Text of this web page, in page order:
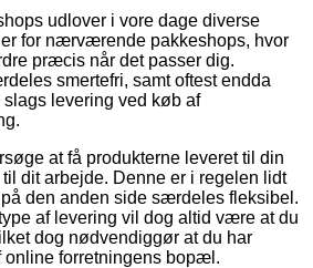
udlover i vore dage diverse
er for nærværende pakkeshops, hvor
præcis når det passer dig.
smertefri, samt oftest endda
levering ved køb af
at få produkterne leveret til din
dit arbejde. Denne er i regelen lidt
den anden side særdeles fleksibel.
af levering vil dog altid være at du
dog nødvendiggør at du har
online forretningens bopæl.